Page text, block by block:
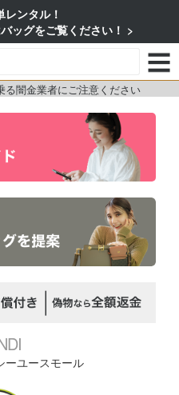
レンタル！
ッグをご覧ください！
る闇金業者にご注意ください
ーユースモール